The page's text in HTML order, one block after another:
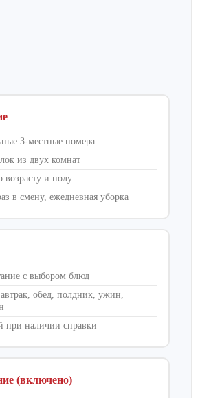
3-местные номера
из двух комнат
возрасту и полу
в смену, ежедневная уборка
с выбором блюд
обед, полдник, ужин,
при наличии справки
(включено)